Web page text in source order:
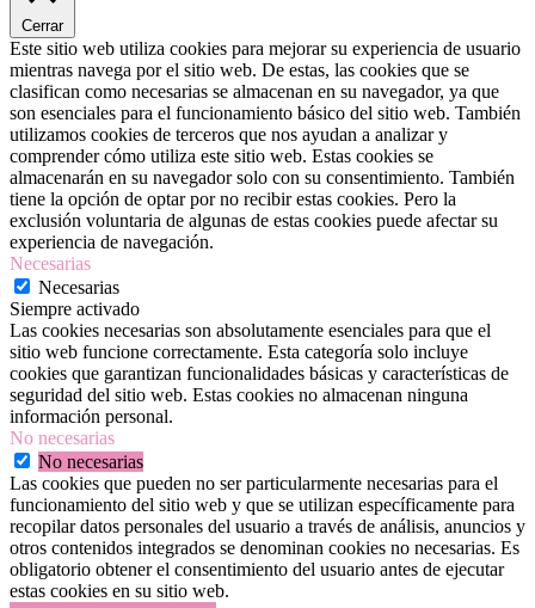
Cerrar
Este sitio web utiliza cookies para mejorar su experiencia de usuario
mientras navega por el sitio web. De estas, las cookies que se
clasifican como necesarias se almacenan en su navegador, ya que
son esenciales para el funcionamiento básico del sitio web. También
utilizamos cookies de terceros que nos ayudan a analizar y
comprender cómo utiliza este sitio web. Estas cookies se
almacenarán en su navegador solo con su consentimiento. También
tiene la opción de optar por no recibir estas cookies. Pero la
exclusión voluntaria de algunas de estas cookies puede afectar su
experiencia de navegación.
Necesarias
Necesarias
Siempre activado
Las cookies necesarias son absolutamente esenciales para que el
sitio web funcione correctamente. Esta categoría solo incluye
cookies que garantizan funcionalidades básicas y características de
seguridad del sitio web. Estas cookies no almacenan ninguna
información personal.
No necesarias
No necesarias
Las cookies que pueden no ser particularmente necesarias para el
funcionamiento del sitio web y que se utilizan específicamente para
recopilar datos personales del usuario a través de análisis, anuncios y
otros contenidos integrados se denominan cookies no necesarias. Es
obligatorio obtener el consentimiento del usuario antes de ejecutar
estas cookies en su sitio web.